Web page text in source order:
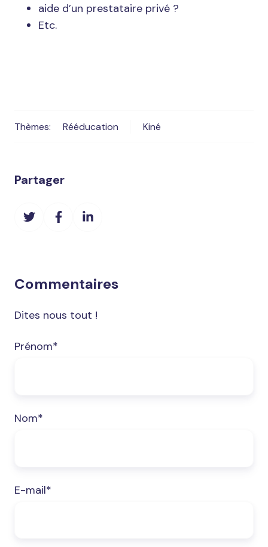
aide d’un prestataire privé ?
Etc.
Thèmes: Rééducation Kiné
Partager
PartagerPartager
sur
Partager
Commentaires
Dites nous tout !
Prénom*
Nom*
E-mail*